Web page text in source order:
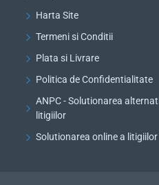
Harta Site
Termeni si Conditii
Plata si Livrare
Politica de Confidentialitate
ANPC - Solutionarea
litigiilor
Solutionarea online a litigiilor